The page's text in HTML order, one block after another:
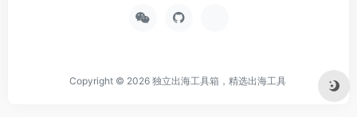
Copyright © 2026 独立出海工具箱，精选出海工具